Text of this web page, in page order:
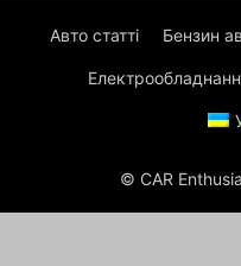
Авто статті Бензин
© CAR